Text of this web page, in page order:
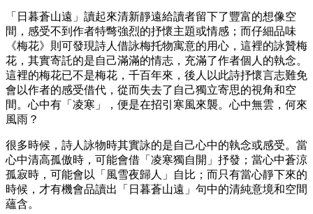
「日暮蒼山遠」讀起來清新靜遠給讀者留下了豐富的想像空
間，感受不到作者特彆強烈的抒懷主題或情感；而仔細品味
《梅花》則可發現詩人借詠梅托物寓意的用心，這裡的詠贊梅
花，其實寄託的是自己滿滿的情志，充滿了作者個人的執念。
這裡的梅花已不是梅花，千百年來，後人以此詩抒懷言志難免
會以作者的感受借代，從而失去了自己獨立寄思的視角和空
間。心中有「凌寒」，便是在招引寒風來襲。心中無雲，何來
風雨？
很多時候，詩人詠物時其實詠的是自己心中的執念或感受。當
心中清高孤傲時，可能會借「凌寒獨自開」抒發；當心中蒼涼
孤寂時，可能會以「風雪夜歸人」自比；而只有當心靜下來的
時候，才有機會品讀出「日暮蒼山遠」句中的清純意境和空間
蘊含。